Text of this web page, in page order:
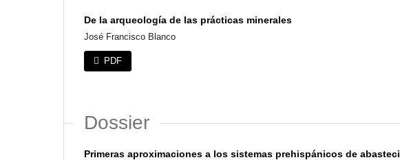
De la arqueología de las prácticas minerales
José Francisco Blanco
PDF
Dossier
Primeras aproximaciones a los sistemas prehispánicos de